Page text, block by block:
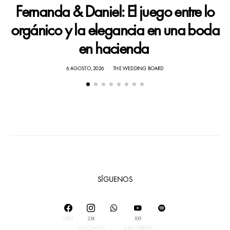
Fernanda & Daniel: El juego entre lo
orgánico y la elegancia en una boda
en hacienda
6 AGOSTO, 2026 THE WEDDING BOARD
SÍGUENOS
LIKES
33K
FOLLOWERS
109
SUBSCRIBERS